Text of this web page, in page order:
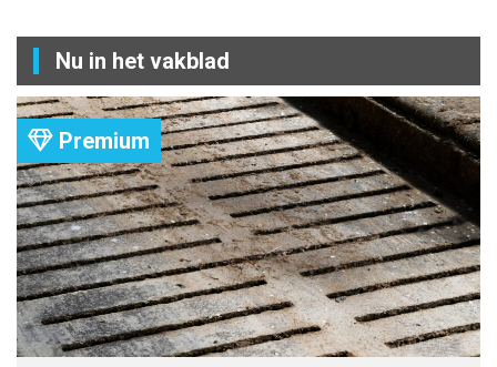
Nu in het vakblad
Premium